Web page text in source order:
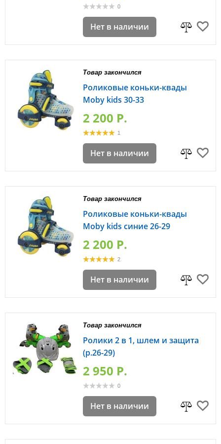
0
Нет в наличии
Товар закончился
Роликовые коньки-квады
Moby kids 30-33
2 200 P.
1
Нет в наличии
Товар закончился
Роликовые коньки-квады
Moby kids синие 26-29
2 200 P.
2
Нет в наличии
Товар закончился
Ролики 2 в 1, шлем и защита
(р.26-29)
2 950 P.
0
Нет в наличии